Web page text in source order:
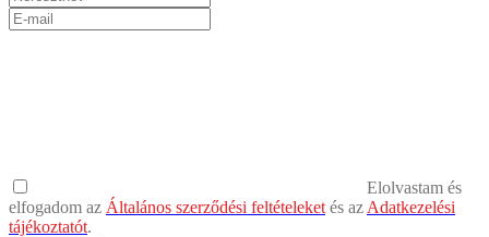
Elolvastam és
elfogadom az Általános szerződési feltételeket és az Adatkezelési
tájékoztatót.